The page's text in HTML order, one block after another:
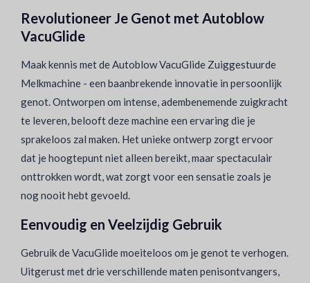
Revolutioneer Je Genot met Autoblow
VacuGlide
Maak kennis met de Autoblow VacuGlide Zuiggestuurde
Melkmachine - een baanbrekende innovatie in persoonlijk
genot. Ontworpen om intense, adembenemende zuigkracht
te leveren, belooft deze machine een ervaring die je
sprakeloos zal maken. Het unieke ontwerp zorgt ervoor
dat je hoogtepunt niet alleen bereikt, maar spectaculair
onttrokken wordt, wat zorgt voor een sensatie zoals je
nog nooit hebt gevoeld.
Eenvoudig en Veelzijdig Gebruik
Gebruik de VacuGlide moeiteloos om je genot te verhogen.
Uitgerust met drie verschillende maten penisontvangers,